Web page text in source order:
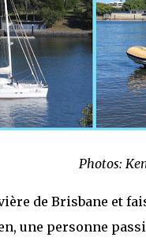
Photos:
de Brisbane et
une personne